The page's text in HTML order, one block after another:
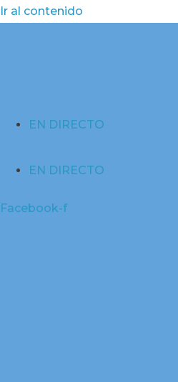
Ir al contenido
EN DIRECTO
EN DIRECTO
Facebook-f